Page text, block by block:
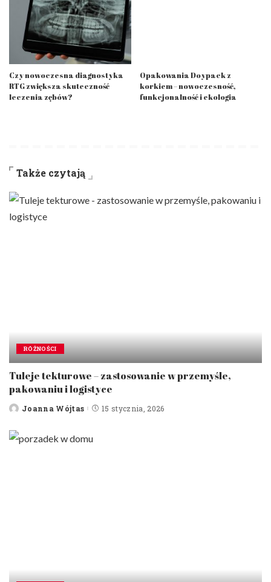
Czy nowoczesna diagnostyka
RTG zwiększa skuteczność
leczenia zębów?
Opakowania Doypack z
korkiem – nowoczesność,
funkcjonalność i ekologia
Także czytają
RÓŻNOŚCI
Tuleje tekturowe – zastosowanie w przemyśle,
pakowaniu i logistyce
PostedJoanna Wójtas 15 stycznia, 2026